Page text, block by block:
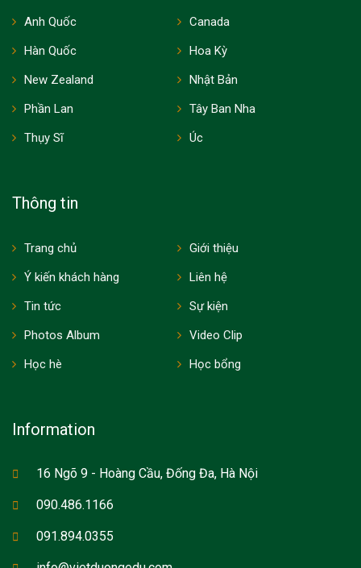
Anh Quốc
Canada
Hàn Quốc
Hoa Kỳ
New Zealand
Nhật Bản
Phần Lan
Tây Ban Nha
Thụy Sĩ
Úc
Thông tin
Trang chủ
Giới thiệu
Ý kiến khách hàng
Liên hệ
Tin tức
Sự kiện
Photos Album
Video Clip
Học hè
Học bổng
Information
16 Ngõ 9 - Hoàng Cầu, Đống Đa, Hà Nội
090.486.1166
091.894.0355